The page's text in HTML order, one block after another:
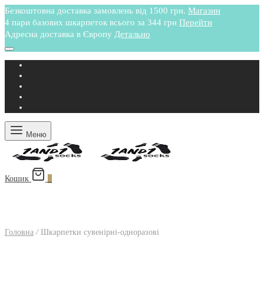
Безкоштовна доставка замовлень від 1500 грн. Магазин
4 пари базових шкарпеток всього за 344 грн Перейти
Адресна доставка в Європу Детально
Меню
Кошик
Головна /Шкарпетки сувенірні-одноразові